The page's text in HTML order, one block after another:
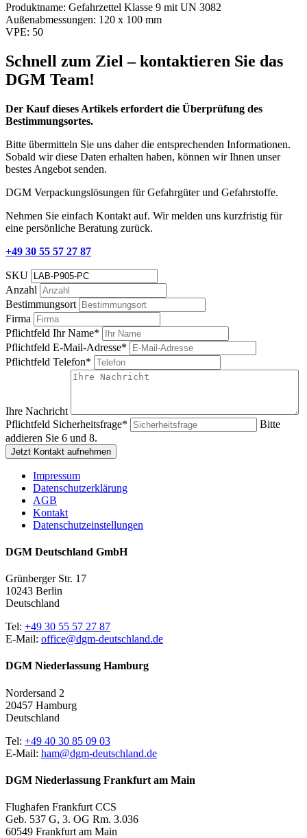
Produktname: Gefahrzettel Klasse 9 mit UN 3082
Außenabmessungen: 120 x 100 mm
VPE: 50
Schnell zum Ziel – kontaktieren Sie das
DGM Team!
Der Kauf dieses Artikels erfordert die Überprüfung des
Bestimmungsortes.
Bitte übermitteln Sie uns daher die entsprechenden Informationen.
Sobald wir diese Daten erhalten haben, können wir Ihnen unser
bestes Angebot senden.
DGM Verpackungslösungen für Gefahrgüter und Gefahrstoffe.
Nehmen Sie einfach Kontakt auf. Wir melden uns kurzfristig für
eine persönliche Beratung zurück.
+49 30 55 57 27 87
SKU
Anzahl
Bestimmungsort
Firma
Pflichtfeld Ihr Name*
Pflichtfeld E-Mail-Adresse*
Pflichtfeld Telefon*
Ihre Nachricht
Pflichtfeld Sicherheitsfrage*
Bitte
addieren Sie 6 und 8.
Jetzt Kontakt aufnehmen
Impressum
Datenschutzerklärung
AGB
Kontakt
Datenschutzeinstellungen
DGM Deutschland GmbH
Grünberger Str. 17
10243 Berlin
Deutschland
Tel: +49 30 55 57 27 87
E-Mail: office@dgm-deutschland.de
DGM Niederlassung Hamburg
Nordersand 2
20457 Hamburg
Deutschland
Tel: +49 40 30 85 09 03
E-Mail: ham@dgm-deutschland.de
DGM Niederlassung Frankfurt am Main
Flughafen Frankfurt CCS
Geb. 537 G, 3. OG Rm. 3.036
60549 Frankfurt am Main